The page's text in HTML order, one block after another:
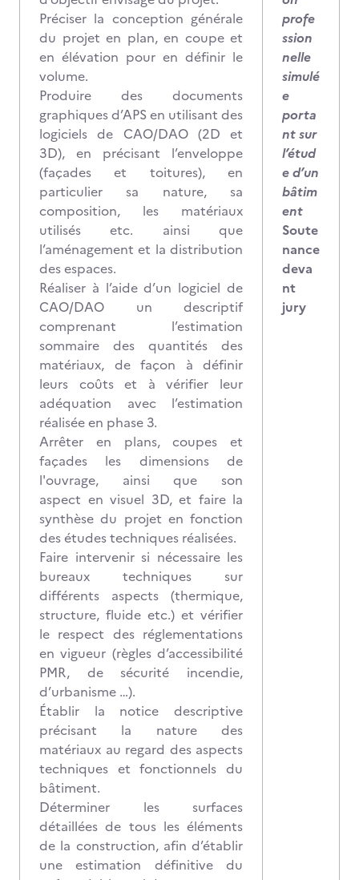
Préciser la conception générale
du projet en plan, en coupe et
en élévation pour en définir le
volume.
Produire des documents
graphiques d’APS en utilisant des
logiciels de CAO/DAO (2D et
3D), en précisant l’enveloppe
(façades et toitures), en
particulier sa nature, sa
composition, les matériaux
utilisés etc. ainsi que
l’aménagement et la distribution
des espaces.
Réaliser à l’aide d’un logiciel de
CAO/DAO un descriptif
comprenant l’estimation
sommaire des quantités des
matériaux, de façon à définir
leurs coûts et à vérifier leur
adéquation avec l’estimation
réalisée en phase 3.
Arrêter en plans, coupes et
façades les dimensions de
l'ouvrage, ainsi que son
aspect en visuel 3D, et faire la
synthèse du projet en fonction
des études techniques réalisées.
Faire intervenir si nécessaire les
bureaux techniques sur
différents aspects (thermique,
structure, fluide etc.) et vérifier
le respect des réglementations
en vigueur (règles d’accessibilité
PMR, de sécurité incendie,
d’urbanisme …).
Établir la notice descriptive
précisant la nature des
matériaux au regard des aspects
techniques et fonctionnels du
bâtiment.
Déterminer les surfaces
détaillées de tous les éléments
de la construction, afin d’établir
une estimation définitive du
profe
ssion
nelle
simulé
e
porta
nt sur
l’étud
e d’un
bâtim
ent
Soute
nance
deva
nt
jury